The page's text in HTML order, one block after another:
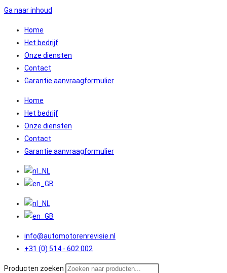
Ga naar inhoud
Home
Het bedrijf
Onze diensten
Contact
Garantie aanvraagformulier
Home
Het bedrijf
Onze diensten
Contact
Garantie aanvraagformulier
info@automotorenrevisie.nl
+31 (0) 514 - 602 002
Producten zoeken